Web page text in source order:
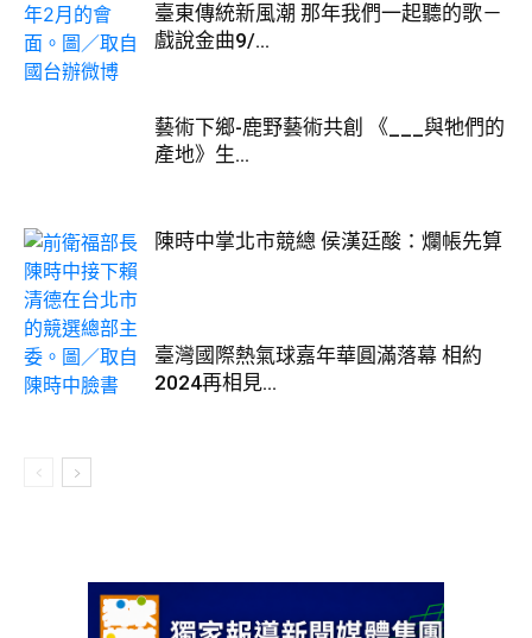
臺東傳統新風潮 那年我們一起聽的歌－
戲說金曲9/...
藝術下鄉-鹿野藝術共創 《___與牠們的
產地》生...
陳時中掌北市競總 侯漢廷酸：爛帳先算
臺灣國際熱氣球嘉年華圓滿落幕 相約
2024再相見...